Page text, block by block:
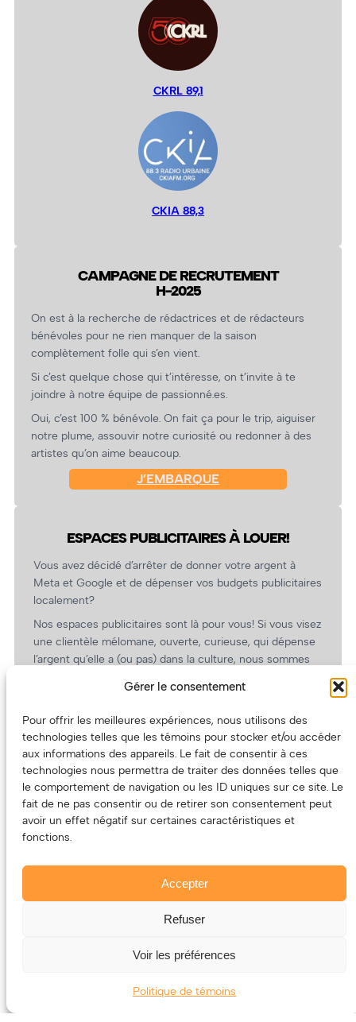
Gérer le consentement
Pour offrir les meilleures expériences, nous utilisons des
technologies telles que les témoins pour stocker et/ou accéder
aux informations des appareils. Le fait de consentir à ces
technologies nous permettra de traiter des données telles que
le comportement de navigation ou les ID uniques sur ce site. Le
fait de ne pas consentir ou de retirer son consentement peut
avoir un effet négatif sur certaines caractéristiques et
fonctions.
Accepter
Refuser
Voir les préférences
Politique de témoins
CKRL 89,1
CKIA 88,3
CAMPAGNE DE RECRUTEMENT
H-2025
On est à la recherche de rédactrices et de rédacteurs
bénévoles pour ne rien manquer de la saison
complètement folle qui s’en vient.
Si c’est quelque chose qui t’intéresse, on t’invite à te
joindre à notre équipe de passionné.es.
Oui, c’est 100 % bénévole. On fait ça pour le trip, aiguiser
notre plume, assouvir notre curiosité ou redonner à des
artistes qu’on aime beaucoup.
J’EMBARQUE
ESPACES PUBLICITAIRES À LOUER!
Vous avez décidé d’arrêter de donner votre argent à
Meta et Google et de dépenser vos budgets publicitaires
localement?
Nos espaces publicitaires sont là pour vous! Si vous visez
une clientèle mélomane, ouverte, curieuse, qui dépense
l’argent qu’elle a (ou pas) dans la culture, nous sommes
revient.
(Oui, on va avoir des tarifs spéciaux pour vous, les
artistes!)
Le contenu (texte et photos) appartient à ses créatrices et